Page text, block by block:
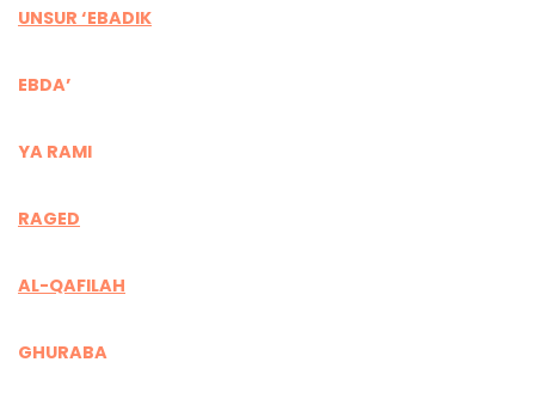
UNSUR ‘EBADIK
EBDA’
YA RAMI
RAGED
AL-QAFILAH
GHURABA